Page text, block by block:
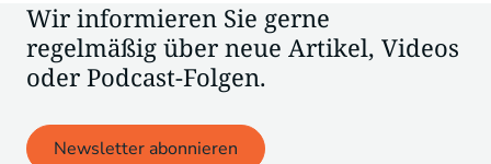
Wir informieren Sie gerne
regelmäßig über neue Artikel, Videos
oder Podcast-Folgen.
Newsletter abonnieren